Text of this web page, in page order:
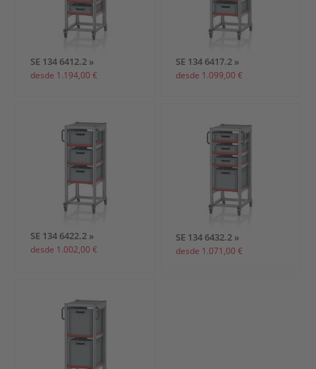
SE 134 6412.2 »
desde 1.194,00 €
SE 134 6417.2 »
desde 1.099,00 €
SE 134 6422.2 »
desde 1.002,00 €
SE 134 6432.2 »
desde 1.071,00 €